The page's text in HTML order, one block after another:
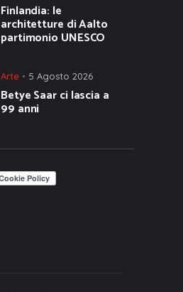
Finlandia: le
architetture di Aalto
partimonio UNESCO
Arte 5 Agosto 2026
Betye Saar ci lascia a
99 anni